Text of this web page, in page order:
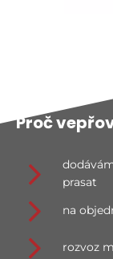
Proč
prasat
na
rozvoz